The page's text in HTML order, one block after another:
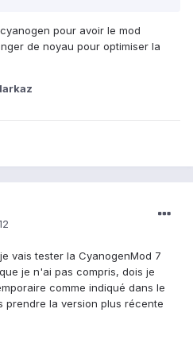
pour avoir le mod
de noyau pour optimiser la
vais tester la CyanogenMod 7
je n'ai pas compris, dois je
comme indiqué dans le
prendre la version plus récente